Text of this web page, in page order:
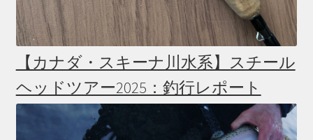
【カナダ・スキーナ川水系】スチール
ヘッドツアー2025：釣行レポート